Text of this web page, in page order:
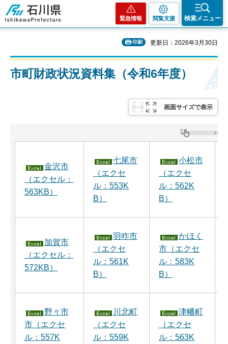
石川県
緊急情報 閲覧支援 検索メニュー
印刷 更新日：2026年3月30日
市町財政状況資料集（令和6年度）
画面サイズで表示
金沢市
（エクセル：
563KB）
七尾市
（エクセ
ル：553K
B）
小松市
（エクセ
ル：562K
B）
加賀市
（エクセル：
572KB）
羽咋市
（エクセ
ル：561K
B）
かほく
市（エクセ
ル：583K
B）
野々市
市（エクセ
ル：557K
川北町
（エクセ
ル：559K
津幡町
（エクセ
ル：563K